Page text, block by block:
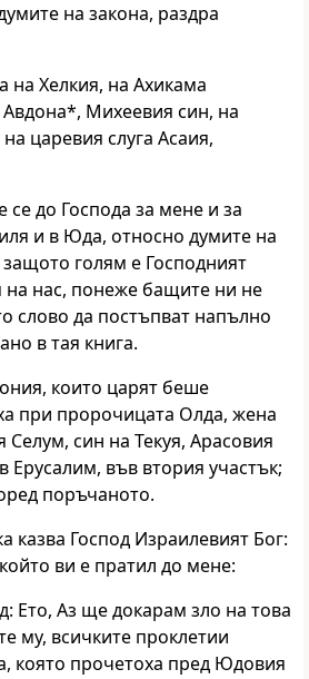
на закона, раздра
на Хелкия, на Ахикама
Михеевия син, на
царевия слуга Асаия,
се до Господа за мене и за
и в Юда, относно думите на
голям е Господният
на нас, понеже бащите ни не
слово да постъпват напълно
в тая книга.
които царят беше
при пророчицата Олда, жена
Селум, син на Текуя, Арасовия
Ерусалим, във втория участък;
поръчаното.
казва Господ Израилевият Бог:
ви е пратил до мене:
Ето, Аз ще докарам зло на това
му, всичките проклетии
която прочетоха пред Юдовия